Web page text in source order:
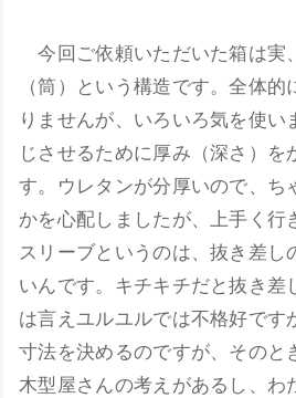
今回ご依頼いただいた箱は実
（筒）という構造です。全体
りませんが、いろいろ気を使い
じさせるために厚み（深さ）を
す。ウレタンが分厚いので、ち
かを心配しましたが、上手く行
スリーブというのは、抜き差し
いんです。キチキチだと抜き差
は言えユルユルでは不格好です
寸法を決めるのですが、そのと
木型屋さんの考えがあるし、わ